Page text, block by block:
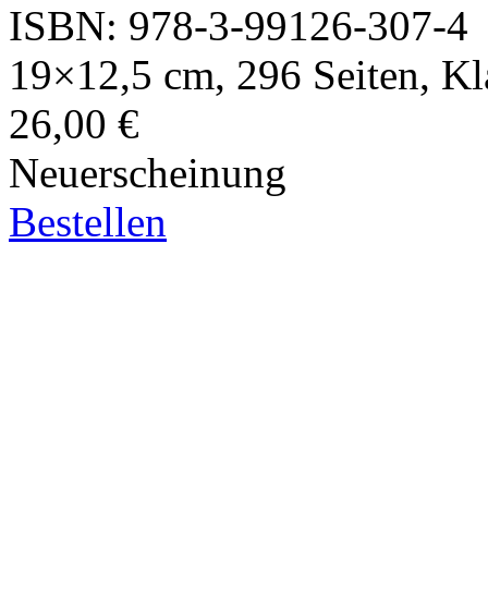
ISBN: 978-3-99126-307-4
19×12,5 cm, 296 Seiten,
26,00 €
Neuerscheinung
Bestellen